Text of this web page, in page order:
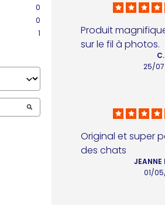
0
0
1
Produit
sur le fil à photos.
25/
Original et super
des chats
01/
JEANNE